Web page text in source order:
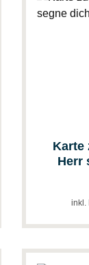
Karte
Herr
inkl.